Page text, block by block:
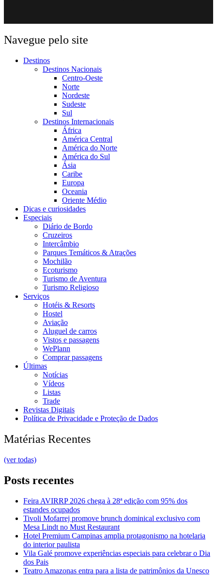
Navegue pelo site
Destinos
Destinos Nacionais
Centro-Oeste
Norte
Nordeste
Sudeste
Sul
Destinos Internacionais
África
América Central
América do Norte
América do Sul
Ásia
Caribe
Europa
Oceania
Oriente Médio
Dicas e curiosidades
Especiais
Diário de Bordo
Cruzeiros
Intercâmbio
Parques Temáticos & Atrações
Mochilão
Ecoturismo
Turismo de Aventura
Turismo Religioso
Serviços
Hotéis & Resorts
Hostel
Aviação
Aluguel de carros
Vistos e passagens
WePlann
Comprar passagens
Últimas
Notícias
Vídeos
Listas
Trade
Revistas Digitais
Política de Privacidade e Proteção de Dados
Matérias Recentes
(ver todas)
Posts recentes
Feira AVIRRP 2026 chega à 28ª edição com 95% dos
estandes ocupados
Tivoli Mofarrej promove brunch dominical exclusivo com
Mesa Lindt no Must Restaurant
Hotel Premium Campinas amplia protagonismo na hotelaria
do interior paulista
Vila Galé promove experiências especiais para celebrar o Dia
dos Pais
Teatro Amazonas entra para a lista de patrimônios da Unesco